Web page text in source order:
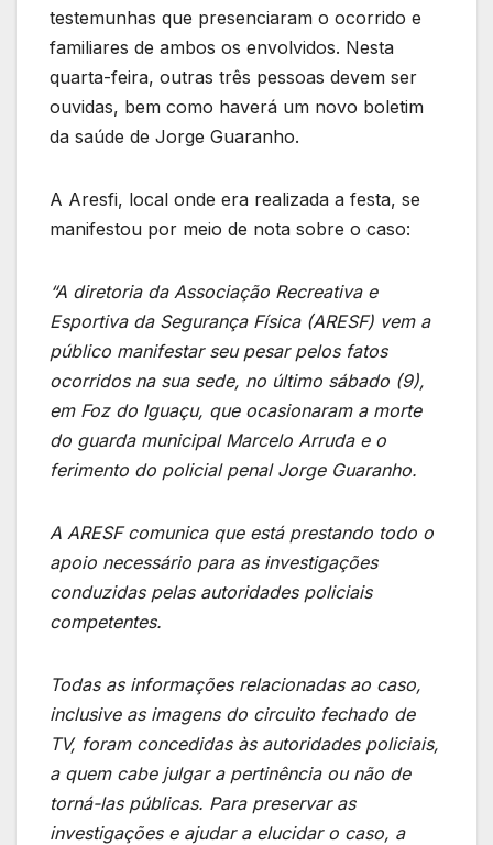
testemunhas que presenciaram o ocorrido e
familiares de ambos os envolvidos. Nesta
quarta-feira, outras três pessoas devem ser
ouvidas, bem como haverá um novo boletim
da saúde de Jorge Guaranho.
A Aresfi, local onde era realizada a festa, se
manifestou por meio de nota sobre o caso:
“A diretoria da Associação Recreativa e
Esportiva da Segurança Física (ARESF) vem a
público manifestar seu pesar pelos fatos
ocorridos na sua sede, no último sábado (9),
em Foz do Iguaçu, que ocasionaram a morte
do guarda municipal Marcelo Arruda e o
ferimento do policial penal Jorge Guaranho.
A ARESF comunica que está prestando todo o
apoio necessário para as investigações
conduzidas pelas autoridades policiais
competentes.
Todas as informações relacionadas ao caso,
inclusive as imagens do circuito fechado de
TV, foram concedidas às autoridades policiais,
a quem cabe julgar a pertinência ou não de
torná-las públicas. Para preservar as
investigações e ajudar a elucidar o caso, a